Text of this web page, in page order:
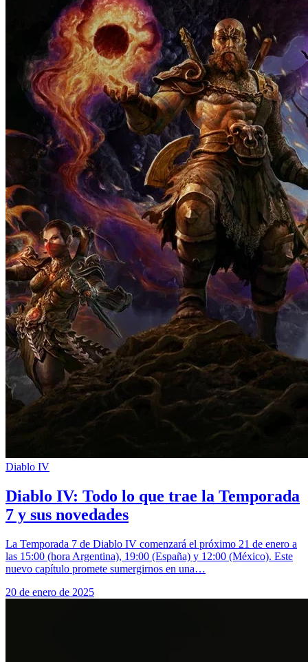
Diablo IV
Diablo IV: Todo lo que trae la Temporada
7 y sus novedades
La Temporada 7 de Diablo IV comenzará el próximo 21 de enero a
las 15:00 (hora Argentina), 19:00 (España) y 12:00 (México). Este
nuevo capítulo promete sumergirnos en una…
20 de enero de 2025